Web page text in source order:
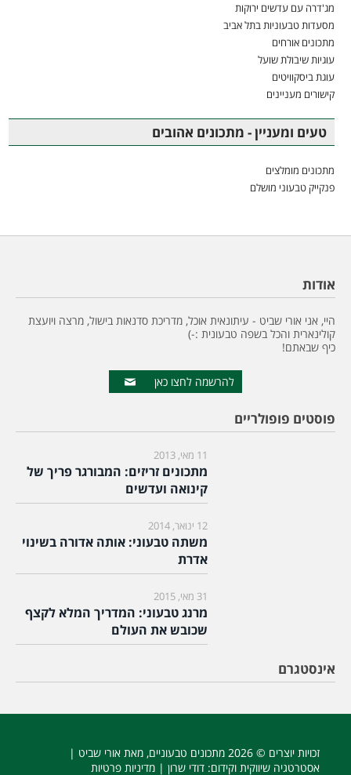
מג'דרה עם עדשים ירוקות
מסעדות טבעוניות בתל אביב
מתכונים אורחים
עוגיות שיבולת שועל
עוגת ביסקוויטים
קישורים מעניינים
טעים ומעניין - מתכונים אהובים
מתכונים מומלצים
פנקייק טבעוני מושלם
אודות
היי, אני אורי שביט - עיתונאית אוכל, מדריכת סדנאות בישול, מרצה ויועצת
קולינארית והכל בשפה טבעונית :-)
כיף שבאתם!
להרשמה לחצו כאן
פוסטים פופולריים
11 מאי, 2013
מתכונים זריזים: המבורגר פריך של
קינואה ועדשים
12 ינואר, 2014
משתה טבעוני: אותה אדורה בשינוי
אדרת
31 מאי, 2015
מרנג טבעוני: המדריך המלא לקצף
שכובש את העולם
אינסטגרם
זכויות יוצרים © 2026 מתכונים טבעוניים, מאת אורי שביט |
אסטרטגיה שיווקית וקידום: דודי שרון | מדיניות פרטיות